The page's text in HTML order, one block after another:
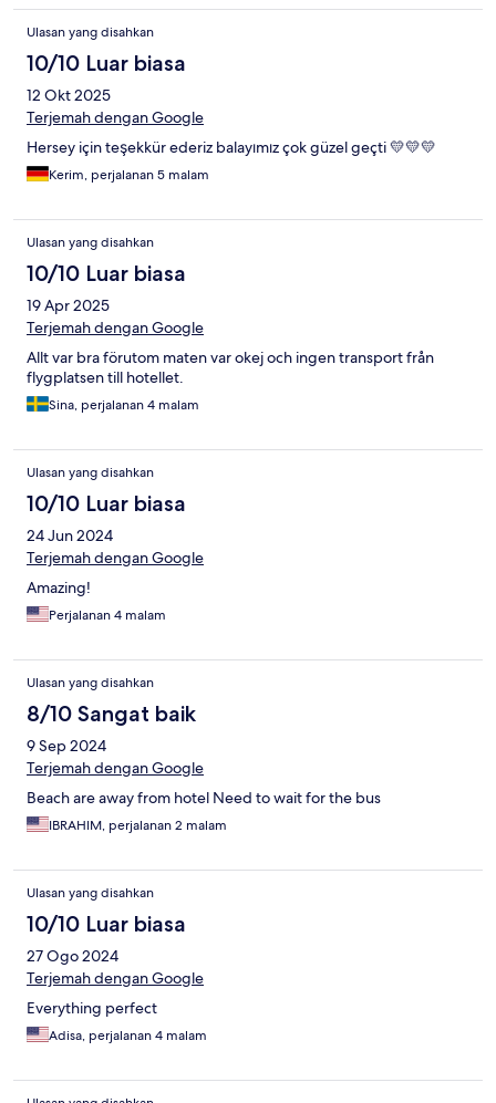
Ulasan yang disahkan
10/10 Luar biasa
12 Okt 2025
Terjemah dengan Google
Hersey için teşekkür ederiz balayımız çok güzel geçti 💛💛💛
Kerim, perjalanan 5 malam
Ulasan yang disahkan
10/10 Luar biasa
19 Apr 2025
Terjemah dengan Google
Allt var bra förutom maten var okej och ingen transport från
flygplatsen till hotellet.
Sina, perjalanan 4 malam
Ulasan yang disahkan
10/10 Luar biasa
24 Jun 2024
Terjemah dengan Google
Amazing!
Perjalanan 4 malam
Ulasan yang disahkan
8/10 Sangat baik
9 Sep 2024
Terjemah dengan Google
Beach are away from hotel Need to wait for the bus
IBRAHIM, perjalanan 2 malam
Ulasan yang disahkan
10/10 Luar biasa
27 Ogo 2024
Terjemah dengan Google
Everything perfect
Adisa, perjalanan 4 malam